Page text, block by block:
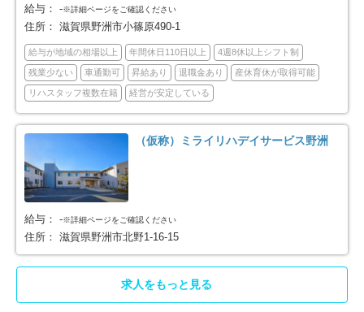
給与： -※詳細ページをご確認ください
住所： 滋賀県野洲市小篠原490-1
給与が地域の相場以上 年間休日110日以上 4週8休以上シフト制
残業少ない 車通勤可 昇給あり 退職金あり 産休育休が取得可能
リハスタッフ複数在籍 経営が安定している
（仮称）ミライリハデイサービス野洲
給与： -※詳細ページをご確認ください
住所： 滋賀県野洲市北野1-16-15
求人をもっと見る